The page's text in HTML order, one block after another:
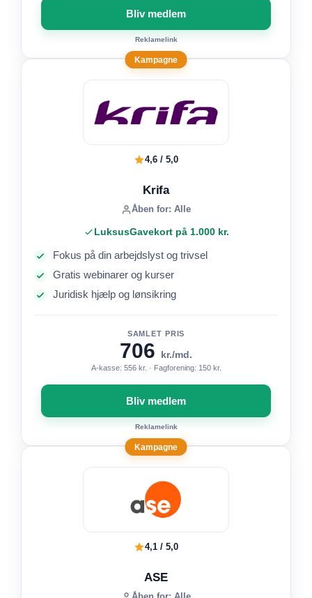
Bliv medlem
Reklamelink
Kampagne
4,6 / 5,0
Krifa
Åben for: Alle
LuksusGavekort på 1.000 kr.
Fokus på din arbejdslyst og trivsel
Gratis webinarer og kurser
Juridisk hjælp og lønsikring
SAMLET PRIS
706 kr./md.
A-kasse: 556 kr. · Fagforening: 150 kr.
Bliv medlem
Reklamelink
Kampagne
4,1 / 5,0
ASE